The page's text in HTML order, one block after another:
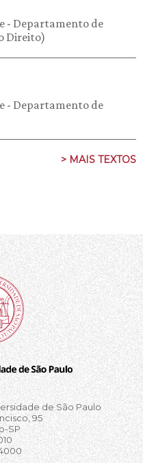
- Departamento de
Direito)
- Departamento de
> MAIS TEXTOS
de São Paulo
95
SP